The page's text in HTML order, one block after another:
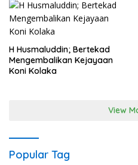
H Husmaluddin; Bertekad
Mengembalikan Kejayaan
Koni Kolaka
View
Popular Tag